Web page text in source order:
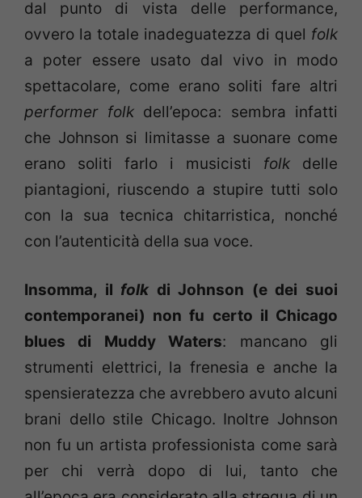
dal punto di vista delle performance,
ovvero la totale inadeguatezza di quel folk
a poter essere usato dal vivo in modo
spettacolare, come erano soliti fare altri
performer folkdell’epoca: sembra infatti
che Johnson si limitasse a suonare come
erano soliti farlo i musicisti folk delle
piantagioni, riuscendo a stupire tutti solo
con la sua tecnica chitarristica, nonché
con l’autenticità della sua voce.
Insomma, il folk di Johnson (e dei suoi
contemporanei) non fu certo il Chicago
blues di Muddy Waters: mancano gli
strumenti elettrici, la frenesia e anche la
spensieratezza che avrebbero avuto alcuni
brani dello stile Chicago. Inoltre Johnson
non fu un artista professionista come sarà
per chi verrà dopo di lui, tanto che